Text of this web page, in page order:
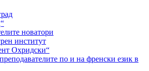
новатори
институт
Охридски“
по и на френски език в